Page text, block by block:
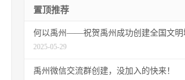
置顶推荐
何以禹州——祝贺禹州成功创建全国文明
2025-05-29
禹州微信交流群创建，没加入的快来！